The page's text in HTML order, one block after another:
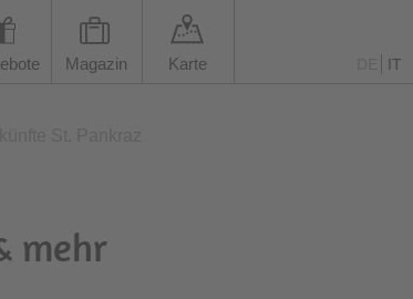
Magazin Karte IT
mehr